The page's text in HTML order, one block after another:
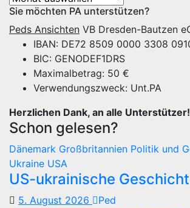
Sie möchten PA unterstützen?
Peds Ansichten VB Dresden-Bautzen
IBAN: DE72 8509 0000 3308
BIC: GENODEF1DRS
Maximalbetrag: 50 €
Verwendungszweck: Unt.PA
Herzlichen Dank, an alle Unterstützer!
Schon gelesen?
Dänemark Großbritannien Politik und
Ukraine USA
US-ukrainische
5. August 2026
Ped